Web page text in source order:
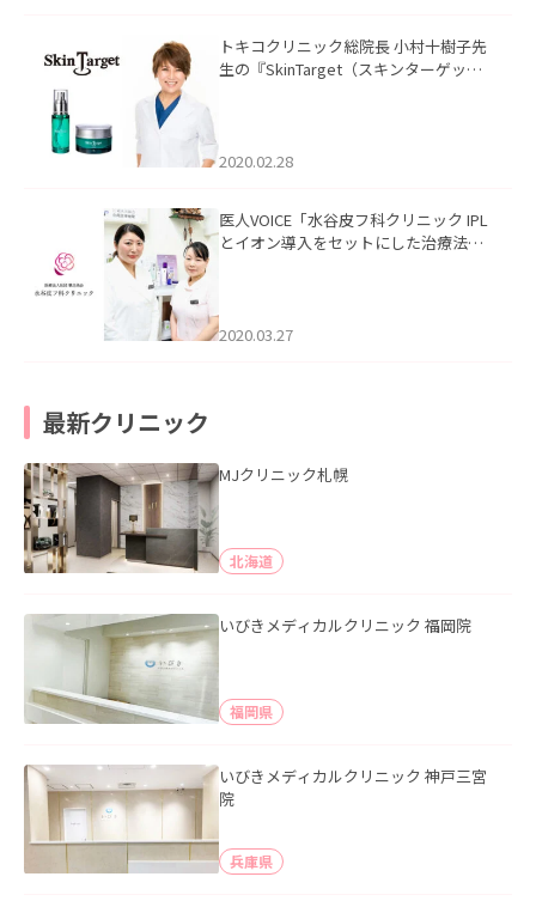
トキコクリニック総院長 小村十樹子先
生の『SkinTarget（スキンターゲッ
2020.02.28
医人VOICE「水谷皮フ科クリニック IPL
とイオン導入をセットにした治療法」
2020.03.27
最新クリニック
MJクリニック札幌
北海道
いびきメディカルクリニック 福岡院
福岡県
いびきメディカルクリニック 神戸三宮
院
兵庫県